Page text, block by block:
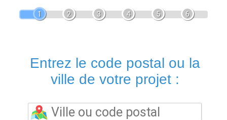
1 2 3 4 5 6
Entrez le code postal ou la
ville de votre projet :